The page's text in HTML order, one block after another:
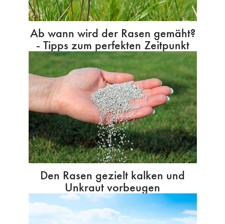
Ab wann wird der Rasen gemäht?
- Tipps zum perfekten Zeitpunkt
Den Rasen gezielt kalken und
Unkraut vorbeugen